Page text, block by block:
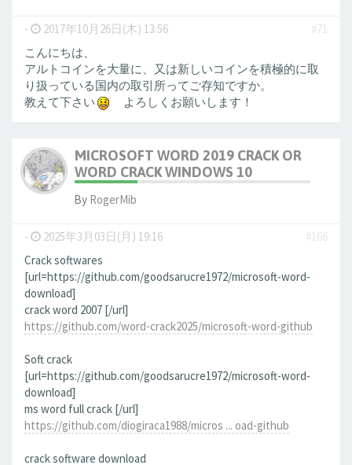
- 2017年10月26日(木) 13:56
#71
こんにちは、
アルトコインを大量に、又は新しいコインを積極的に取
り扱っている国内の取引所ってご存知ですか。
教えて下さい
よろしくお願いします！
MICROSOFT WORD 2019 CRACK OR
WORD CRACK WINDOWS 10
By RogerMib
- 2025年3月03日(月) 19:16
#166
Crack softwares
[url=https://github.com/goodsarucre1972/microsoft-word-
download]
crack word 2007 [/url]
https://github.com/word-crack2025/microsoft-word-github
Soft crack
[url=https://github.com/goodsarucre1972/microsoft-word-
download]
ms word full crack [/url]
https://github.com/diogiraca1988/micros ... oad-github
crack software download